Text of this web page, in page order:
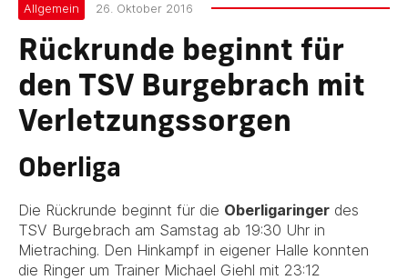
Allgemein 26. Oktober 2016
Rückrunde beginnt für
den TSV Burgebrach mit
Verletzungssorgen
Oberliga
Die Rückrunde beginnt für die Oberligaringer des
TSV Burgebrach am Samstag ab 19:30 Uhr in
Mietraching. Den Hinkampf in eigener Halle konnten
die Ringer um Trainer Michael Giehl mit 23:12